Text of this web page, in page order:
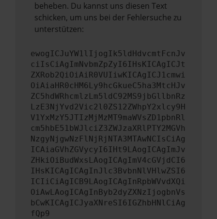
beheben. Du kannst uns diesen Text
schicken, um uns bei der Fehlersuche zu
unterstützen:
ewogICJuYW1lIjogIk5ldHdvcmtFcnJv
ciIsCiAgImNvbmZpZyI6IHsKICAgICJt
ZXRob2QiOiAiR0VUIiwKICAgICJ1cmwi
OiAiaHR0cHM6Ly9hcGkueC5ha3MtcHJv
ZC5hdWRhcmlzLm5ldC92MS9jbGllbnRz
LzE3NjYvd2Vic2l0ZS12ZWhpY2xlcy9H
V1YxMzY5JTIzMjMzMT9maWVsZD1pbnRl
cm5hbE51bWJlciZ3ZWJzaXRlPTY2MGVh
NzgyNjgwNzFlNjRjNTA3MTAwNCIsCiAg
ICAiaGVhZGVycyI6IHt9LAogICAgImJv
ZHkiOiBudWxsLAogICAgImV4cGVjdCI6
IHsKICAgICAgInJlc3BvbnNlVHlwZSI6
ICIiCiAgICB9LAogICAgInRpbWVvdXQi
OiAwLAogICAgInByb2dyZXNzIjogbnVs
bCwKICAgICJyaXNreSI6IGZhbHNlCiAg
fQp9